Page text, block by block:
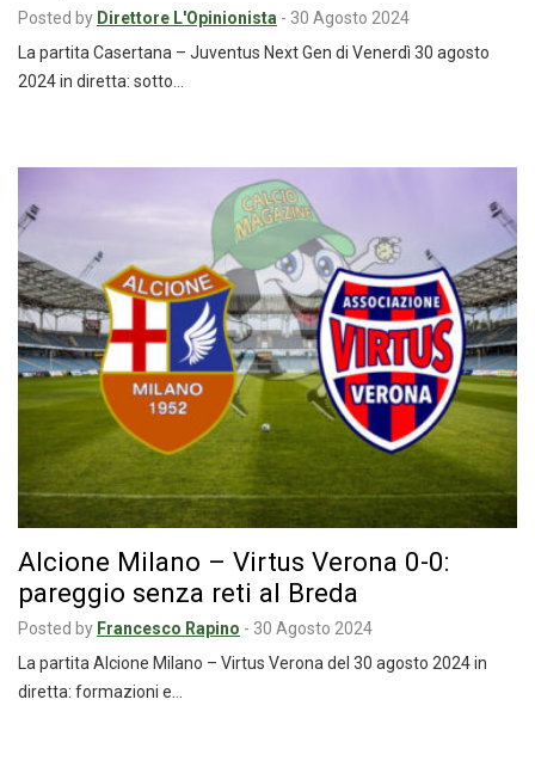
Posted by Direttore L'Opinionista - 30 Agosto 2024
La partita Casertana – Juventus Next Gen di Venerdì 30 agosto
2024 in diretta: sotto…
Alcione Milano – Virtus Verona 0-0:
pareggio senza reti al Breda
Posted by Francesco Rapino - 30 Agosto 2024
La partita Alcione Milano – Virtus Verona del 30 agosto 2024 in
diretta: formazioni e…